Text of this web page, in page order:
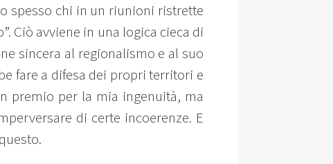
spesso chi in un riunioni ristrette
Ciò avviene in una logica cieca di
sincera al regionalismo e al suo
fare a difesa dei propri territori e
premio per la mia ingenuità, ma
di certe incoerenze. E